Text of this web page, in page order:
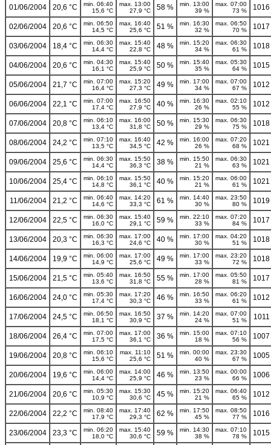
01/06/2004 20,6 °C
min. 06:40
15,6 °C
max. 13:00
27,9 °C
58 %
min. 13:00
39 %
max. 07:00
73 %
02/06/2004 20,6 °C
min. 06:50
14,5 °C
max. 16:40
25,6 °C
51 %
min. 16:30
32 %
max. 06:50
70 %
03/06/2004 18,4 °C
min. 06:30
14,4 °C
max. 15:40
22,8 °C
48 %
min. 15:20
34 %
max. 06:30
61 %
04/06/2004 20,6 °C
min. 04:30
16,1 °C
max. 15:40
25,9 °C
50 %
min. 15:40
35 %
max. 05:30
64 %
05/06/2004 21,7 °C
min. 07:00
16,4 °C
max. 15:20
27,3 °C
49 %
min. 17:00
34 %
max. 07:00
67 %
06/06/2004 22,1 °C
min. 07:00
17,4 °C
max. 16:50
27,9 °C
40 %
min. 16:30
26 %
max. 02:10
55 %
07/06/2004 20,8 °C
min. 06:10
13,4 °C
max. 16:00
31,8 °C
50 %
min. 15:30
29 %
max. 06:30
75 %
08/06/2004 24,2 °C
min. 07:10
13,5 °C
max. 16:40
34,5 °C
42 %
min. 16:00
26 %
max. 07:20
68 %
09/06/2004 25,6 °C
min. 06:30
14,4 °C
max. 15:50
36,3 °C
38 %
min. 15:50
21 %
max. 06:30
63 %
10/06/2004 25,4 °C
min. 06:10
14,8 °C
max. 15:50
36,1 °C
40 %
min. 15:20
21 %
max. 06:00
61 %
11/06/2004 21,2 °C
min. 06:40
14,6 °C
max. 14:20
33,3 °C
61 %
min. 14:40
30 %
max. 23:50
80 %
12/06/2004 22,5 °C
min. 06:30
16,0 °C
max. 15:40
29,1 °C
59 %
min. 22:10
33 %
max. 07:20
84 %
13/06/2004 20,3 °C
min. 06:30
16,3 °C
max. 17:00
24,6 °C
40 %
min. 17:00
30 %
max. 04:20
51 %
14/06/2004 19,9 °C
min. 06:00
14,9 °C
max. 17:00
25,6 °C
49 %
min. 17:00
33 %
max. 23:20
72 %
15/06/2004 21,5 °C
min. 05:40
13,6 °C
max. 16:50
31,8 °C
55 %
min. 17:00
28 %
max. 05:50
81 %
16/06/2004 24,0 °C
min. 05:30
17,4 °C
max. 17:20
30,3 °C
46 %
min. 16:50
33 %
max. 06:20
61 %
17/06/2004 24,5 °C
min. 06:50
18,1 °C
max. 16:50
30,9 °C
37 %
min. 14:20
24 %
max. 07:00
51 %
18/06/2004 26,4 °C
min. 07:00
17,5 °C
max. 17:00
36,1 °C
36 %
min. 15:00
18 %
max. 07:10
56 %
19/06/2004 20,8 °C
min. 06:10
15,6 °C
max. 11:10
25,6 °C
51 %
min. 00:00
40 %
max. 23:30
67 %
20/06/2004 19,6 °C
min. 06:00
14,4 °C
max. 14:00
25,9 °C
46 %
min. 13:50
23 %
max. 00:00
66 %
21/06/2004 20,6 °C
min. 05:30
10,9 °C
max. 15:30
30,6 °C
45 %
min. 15:20
21 %
max. 06:40
65 %
22/06/2004 22,2 °C
min. 08:40
17,9 °C
max. 17:40
29,3 °C
62 %
min. 17:50
45 %
max. 08:50
77 %
23/06/2004 23,3 °C
min. 06:20
18,0 °C
max. 15:40
30,6 °C
59 %
min. 14:30
38 %
max. 07:10
78 %